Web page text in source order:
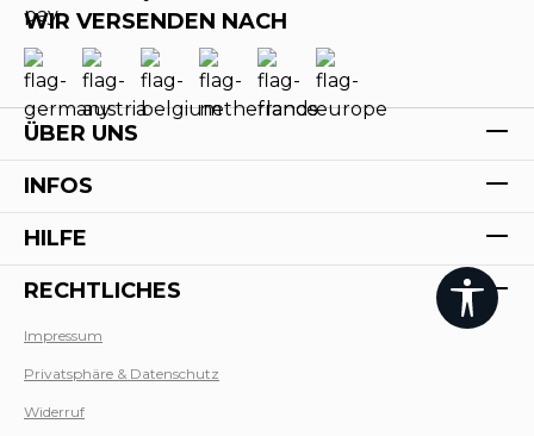
WIR VERSENDEN NACH
ÜBER UNS
INFOS
HILFE
RECHTLICHES
Impressum
Privatsphäre & Datenschutz
Widerruf